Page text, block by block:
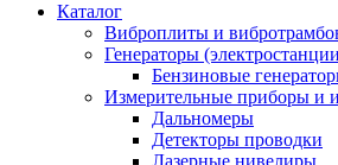
Каталог
Виброплиты и
Генераторы
Бензиновые
Измерительные приборы и
Дальномеры
Детекторы проводки
Лазерные нивелиры